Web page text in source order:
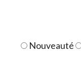
Nouveauté